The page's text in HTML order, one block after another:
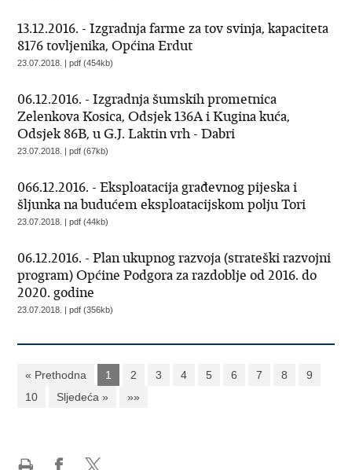
13.12.2016. - Izgradnja farme za tov svinja, kapaciteta
8176 tovljenika, Općina Erdut
23.07.2018. | pdf (454kb)
06.12.2016. - Izgradnja šumskih prometnica
Zelenkova Kosica, Odsjek 136A i Kugina kuća,
Odsjek 86B, u G.J. Laktin vrh - Dabri
23.07.2018. | pdf (67kb)
066.12.2016. - Eksploatacija građevnog pijeska i
šljunka na budućem eksploatacijskom polju Tori
23.07.2018. | pdf (44kb)
06.12.2016. - Plan ukupnog razvoja (strateški razvojni
program) Općine Podgora za razdoblje od 2016. do
2020. godine
23.07.2018. | pdf (356kb)
« Prethodna 1 2 3 4 5 6 7 8
9
10
Sljedeća » »»